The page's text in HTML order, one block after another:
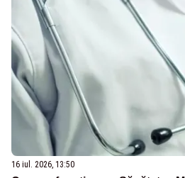
16 iul. 2026, 13:50